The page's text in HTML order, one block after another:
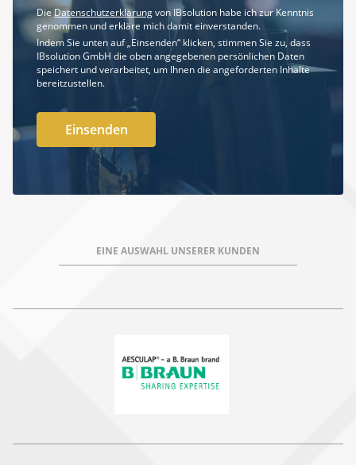
DieDatenschutzerklärungvon IBsolution habe ich zur Kenntnis
genommen und erkläre mich damit einverstanden.
Indem Sie unten auf „Einsenden“ klicken, stimmen Sie zu, dass
IBsolution GmbH die oben angegebenen persönlichen Daten
speichert und verarbeitet, um Ihnen die angeforderten Inhalte
bereitzustellen.
EINE AUSWAHL UNSERER KUNDEN